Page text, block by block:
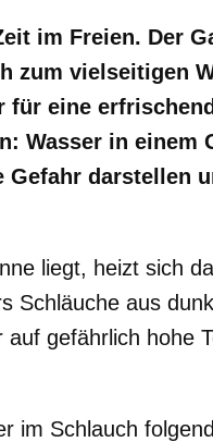
im Freien. Der
zum vielseitigen
für eine
Wasser in einem
Gefahr darstellen
liegt, heizt sich
Schläuche aus
gefährlich hohe
im Schlauch